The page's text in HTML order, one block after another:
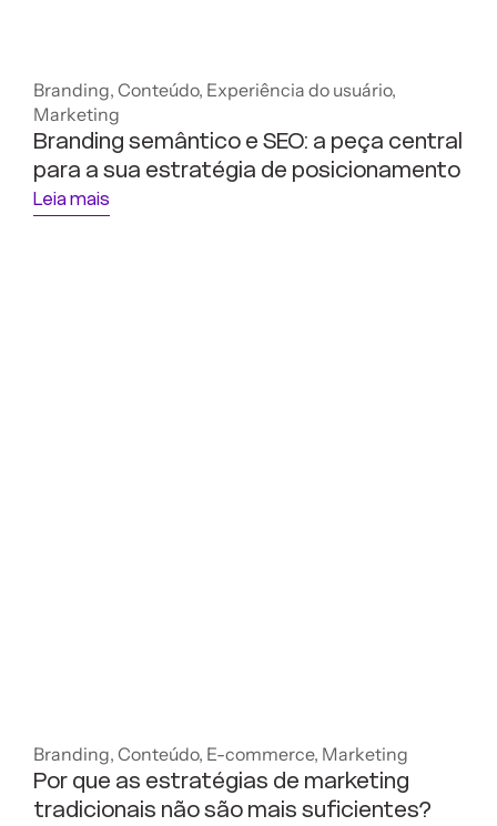
Branding, Conteúdo, Experiência do usuário,
Marketing
Branding semântico e SEO: a peça central
para a sua estratégia de posicionamento
Leia mais
Branding, Conteúdo, E-commerce, Marketing
Por que as estratégias de marketing
tradicionais não são mais suficientes?